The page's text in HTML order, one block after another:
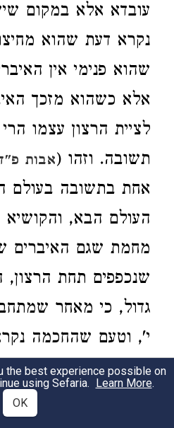
עובדא אלא במקום
נקרא דעת שהוא
שהוא פנימי אין
אלא כשהוא מזכך
לציית הרצון עצמו
תשובה. וזהו (אבות
אחת בתשובה בעולם
העולם הבא,
מחמת שגם האיברים
שנכפפים תחת הרצון,
גדול, כי מאחר
י', וטעם שהחכמה
חכם ומודה להחכמה
שנקרא אין, שהחכמה
the best experience possible on
using Sefaria. Learn More.
OK